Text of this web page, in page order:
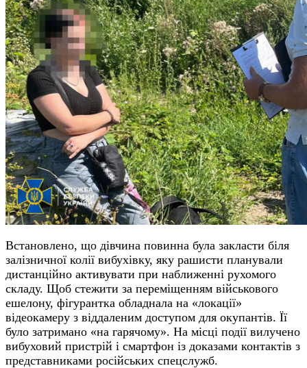
Встановлено, що дівчина повинна була закласти біля
залізничної колії вибухівку, яку рашисти планували
дистанційно активувати при наближенні рухомого
складу. Щоб стежити за переміщенням військового
ешелону, фігурантка обладнала на «локації»
відеокамеру з віддаленим доступом для окупантів. Її
було затримано «на гарячому». На місці події вилучено
вибуховий пристрій і смартфон із доказами контактів з
представниками російських спецслужб.